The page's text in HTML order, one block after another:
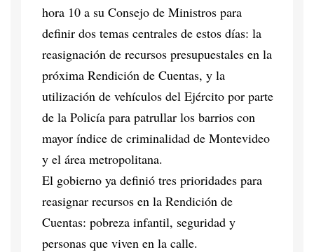
hora 10 a su Consejo de Ministros para
definir dos temas centrales de estos días: la
reasignación de recursos presupuestales en la
próxima Rendición de Cuentas, y la
utilización de vehículos del Ejército por parte
de la Policía para patrullar los barrios con
mayor índice de criminalidad de Montevideo
y el área metropolitana.
El gobierno ya definió tres prioridades para
reasignar recursos en la Rendición de
Cuentas: pobreza infantil, seguridad y
personas que viven en la calle.